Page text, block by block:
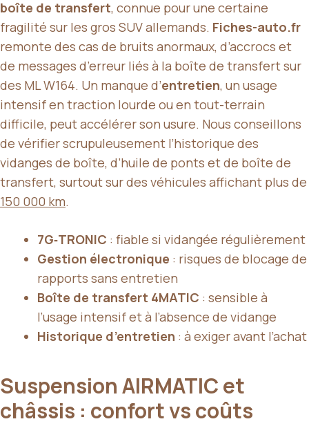
boîte de transfert, connue pour une certaine
fragilité sur les gros SUV allemands. Fiches-auto.fr
remonte des cas de bruits anormaux, d’accrocs et
de messages d’erreur liés à la boîte de transfert sur
des ML W164. Un manque d’entretien, un usage
intensif en traction lourde ou en tout-terrain
difficile, peut accélérer son usure. Nous conseillons
de vérifier scrupuleusement l’historique des
vidanges de boîte, d’huile de ponts et de boîte de
transfert, surtout sur des véhicules affichant plus de
150 000 km.
7G‑TRONIC : fiable si vidangée régulièrement
Gestion électronique : risques de blocage de
rapports sans entretien
Boîte de transfert 4MATIC : sensible à
l’usage intensif et à l’absence de vidange
Historique d’entretien : à exiger avant l’achat
Suspension AIRMATIC et
châssis : confort vs coûts